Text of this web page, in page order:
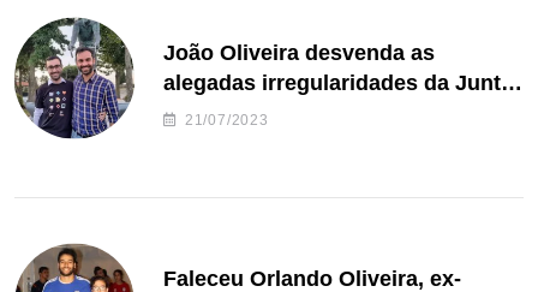
João Oliveira desvenda as
alegadas irregularidades da Junta
de Freguesia S. João de Ver
21/07/2023
Faleceu Orlando Oliveira, ex-